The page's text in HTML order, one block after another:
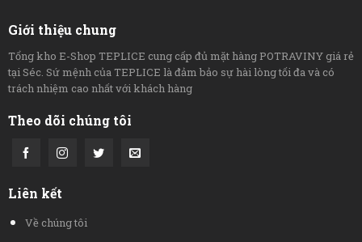
Giới thiệu chung
Tổng kho E-Shop TEPLICE cung cấp đủ mặt hàng POTRAVINY giá rẻ
tại Séc. Sứ mệnh của TEPLICE là đảm bảo sự hài lòng tối đa và có
trách nhiệm cao nhất với khách hàng
Theo dõi chúng tôi
Liên kết
Về chúng tôi